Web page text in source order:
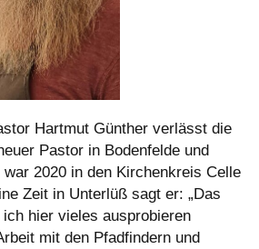
Hartmut Günther verlässt die
Pastor in Bodenfelde und
2020 in den Kirchenkreis Celle
Zeit in Unterlüß sagt er: „Das
hier vieles ausprobieren
mit den Pfadfindern und